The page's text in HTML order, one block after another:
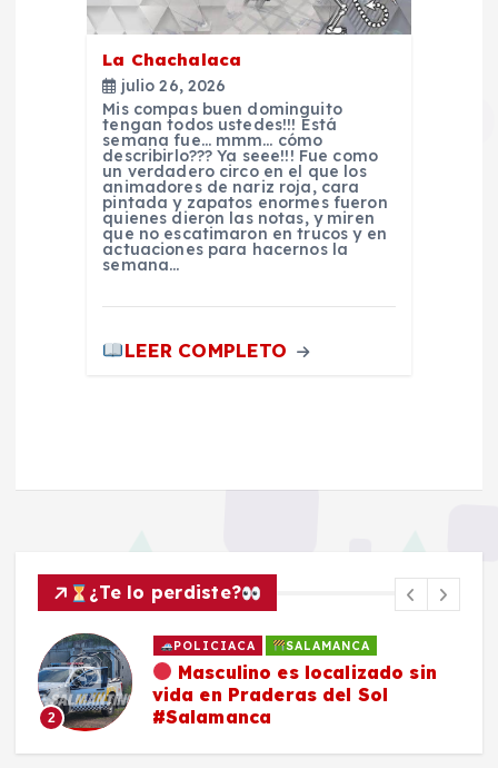
La Chachalaca
julio 26, 2026
Mis compas buen dominguito
tengan todos ustedes!!! Está
semana fue… mmm… cómo
describirlo??? Ya seee!!! Fue como
un verdadero circo en el que los
animadores de nariz roja, cara
pintada y zapatos enormes fueron
quienes dieron las notas, y miren
que no escatimaron en trucos y en
actuaciones para hacernos la
semana…
LEER COMPLETO
¿Te lo perdiste?
2
POLICIACA SALAMANCA
Masculino es localizado sin
vida en Praderas del Sol
#Salamanca